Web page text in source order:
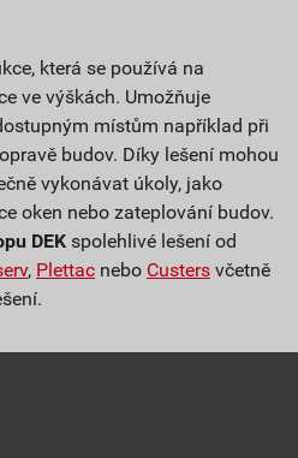
která se používá na
ve výškách. Umožňuje
místům například při
budov. Díky lešení mohou
vykonávat úkoly, jako
oken nebo zateplování budov.
DEK spolehlivé lešení od
, Plettac nebo Custers včetně